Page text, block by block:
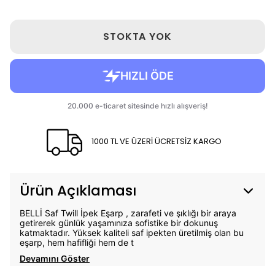
STOKTA YOK
1000 TL VE ÜZERİ ÜCRETSİZ KARGO
Ürün Açıklaması
BELLİ Saf Twill İpek Eşarp , zarafeti ve şıklığı bir araya
getirerek günlük yaşamınıza sofistike bir dokunuş
katmaktadır. Yüksek kaliteli saf ipekten üretilmiş olan bu
eşarp, hem hafifliği hem de t
Devamını Göster